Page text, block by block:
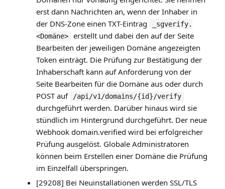
erst dann Nachrichten an, wenn der Inhaber in
der DNS-Zone einen TXT-Eintrag
_sgverify.
<Domäne>
erstellt und dabei den auf der Seite
Bearbeiten der jeweiligen Domäne angezeigten
Token einträgt. Die Prüfung zur Bestätigung der
Inhaberschaft kann auf Anforderung von der
Seite Bearbeiten für die Domäne aus oder durch
POST auf
/api/v1/domains/{id}/verify
durchgeführt werden. Darüber hinaus wird sie
stündlich im Hintergrund durchgeführt. Der neue
Webhook domain.verified wird bei erfolgreicher
Prüfung ausgelöst. Globale Administratoren
können beim Erstellen einer Domäne die Prüfung
im Einzelfall überspringen.
[29208] Bei Neuinstallationen werden SSL/TLS